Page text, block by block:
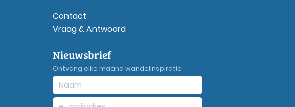
Contact
Vraag & Antwoord
Nieuwsbrief
Ontvang elke maand wandelinspiratie